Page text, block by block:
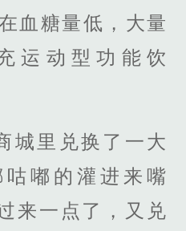
血糖量低，大量
运动型功能饮
城里兑换了一大
嘟的灌进来嘴
来一点了，又兑